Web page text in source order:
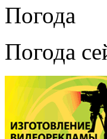
Погода
Погода